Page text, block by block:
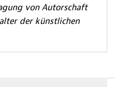
von Autorschaft
der künstlichen